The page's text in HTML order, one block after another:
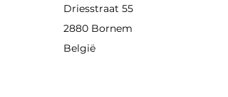
Driesstraat 55
2880 Bornem
België